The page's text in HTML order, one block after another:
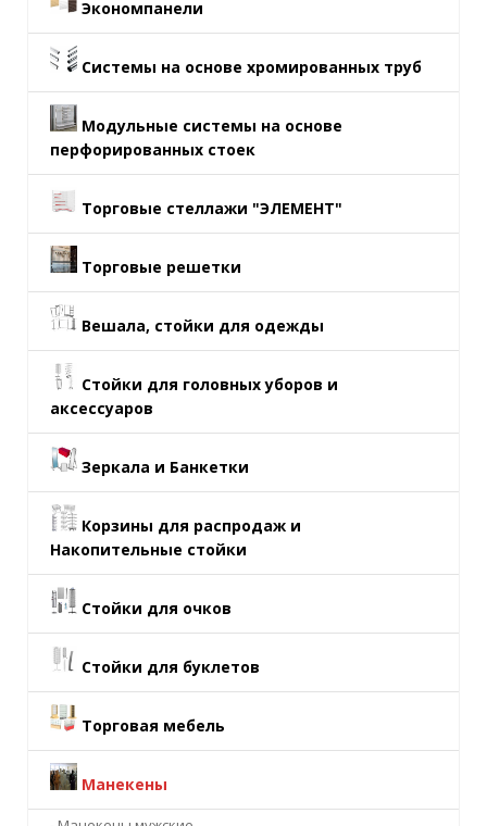
Экономпанели
Системы на основе хромированных труб
Модульные системы на основе
перфорированных стоек
Торговые стеллажи "ЭЛЕМЕНТ"
Торговые решетки
Вешала, стойки для одежды
Стойки для головных уборов и
аксессуаров
Зеркала и Банкетки
Корзины для распродаж и
Накопительные стойки
Стойки для очков
Стойки для буклетов
Торговая мебель
Манекены